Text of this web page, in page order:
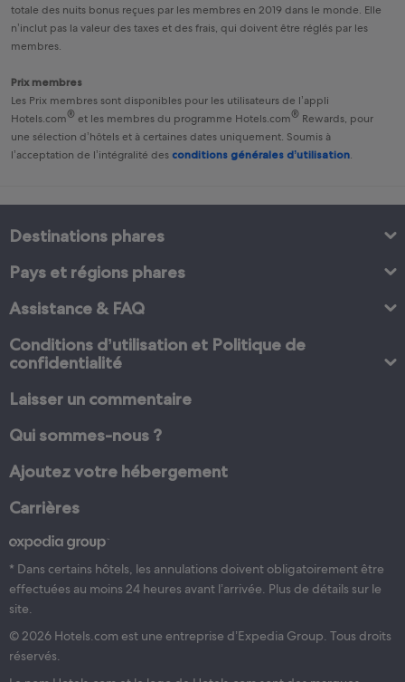
totale des nuits bonus reçues par les membres en 2019 dans le monde. Elle
n’inclut pas la valeur des taxes et des frais, qui doivent être réglés par les
membres.
Prix membres
Les Prix membres sont disponibles pour les utilisateurs de l’appli
Hotels.com® et les membres du programme Hotels.com® Rewards, pour
une sélection d’hôtels et à certaines dates uniquement. Soumis à
l’acceptation de l’intégralité des conditions générales d’utilisation.
Destinations phares
Pays et régions phares
Assistance & FAQ
Conditions d’utilisation et Politique de
confidentialité
Laisser un commentaire
Qui sommes-nous ?
Ajoutez votre hébergement
Carrières
* Dans certains hôtels, les annulations doivent obligatoirement être
effectuées au moins 24 heures avant l’arrivée. Plus de détails sur le
site.
© 2026 Hotels.com est une entreprise d’Expedia Group. Tous droits
réservés.